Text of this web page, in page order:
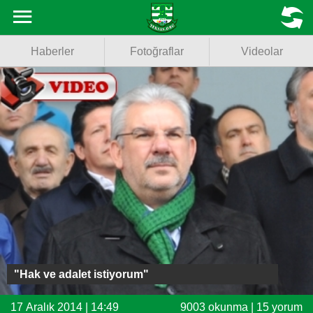
Fotoğraflar
Videolar
Basketbol
Voleybol
Puan Durumu
Facebook
Twitter
MENU
Haberler Fotoğraflar Videolar
"Hak ve adalet istiyorum"
17 Aralık 2014 | 14:49 9003 okunma | 15 yorum